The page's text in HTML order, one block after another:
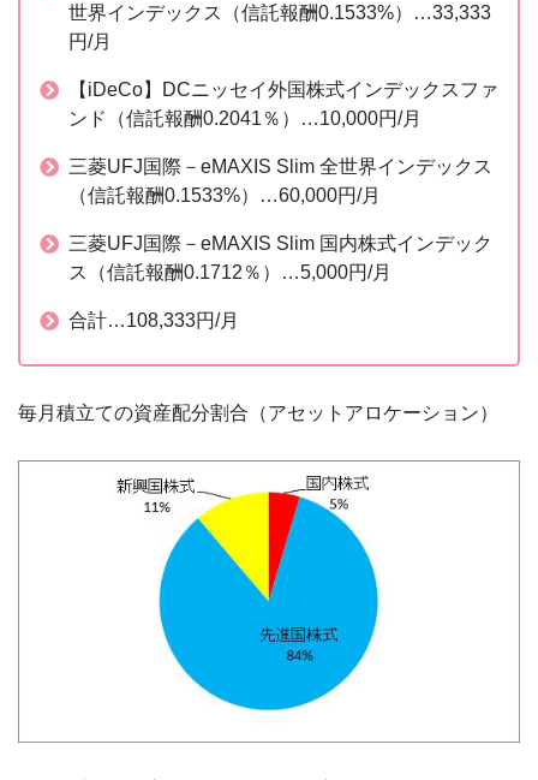
世界インデックス（信託報酬0.1533%）…33,333
円/月
【iDeCo】DCニッセイ外国株式インデックスファ
ンド（信託報酬0.2041％）…10,000円/月
三菱UFJ国際－eMAXIS Slim 全世界インデックス
（信託報酬0.1533%）…60,000円/月
三菱UFJ国際－eMAXIS Slim 国内株式インデック
ス（信託報酬0.1712％）…5,000円/月
合計…108,333円/月
毎月積立ての資産配分割合（アセットアロケーション）